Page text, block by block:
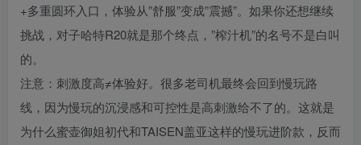
+多重圆环入口，体验从”舒服”变成”震撼”。如果你还想继续
挑战，对子哈特R20就是那个终点，”榨汁机”的名号不是白叫
的。
注意：刺激度高≠体验好。很多老司机最终会回到慢玩路
线，因为慢玩的沉浸感和可控性是高刺激给不了的。这就是
为什么蜜壶御姐初代和TAISEN盖亚这样的慢玩进阶款，反而